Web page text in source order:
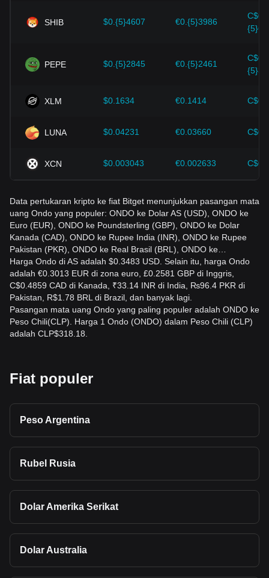
mengambil keputusan. Setelah mempertimbangkan faktor-
faktor ini, investor juga harus memantau dengan cermat
SHIB $0.{5}4607 €0.{5}3986
C$0.
PEPE $0.{5}2845 €0.{5}2461
C$0.
XLM $0.1634 €0.1414
LUNA $0.04231 €0.03660
XCN $0.003043 €0.002633
Data pertukaran kripto ke fiat Bitget menunjukkan pasangan mata
uang Ondo yang populer: ONDO ke Dolar AS (USD), ONDO ke
Euro (EUR), ONDO ke Poundsterling (GBP), ONDO ke Dolar
Kanada (CAD), ONDO ke Rupee India (INR), ONDO ke Rupee
Pakistan (PKR), ONDO ke Real Brasil (BRL), ONDO ke…
Harga Ondo di AS adalah $0.3483 USD. Selain itu, harga Ondo
adalah €0.3013 EUR di zona euro, £0.2581 GBP di Inggris,
C$0.4859 CAD di Kanada, ₹33.14 INR di India, ₨96.4 PKR di
Pakistan, R$1.78 BRL di Brazil, dan banyak lagi.
Pasangan mata uang Ondo yang paling populer adalah ONDO ke
Peso Chili(CLP). Harga 1 Ondo (ONDO) dalam Peso Chili (CLP)
adalah CLP$318.18.
Fiat populer
Peso Argentina
Rubel Rusia
Dolar Amerika Serikat
Dolar Australia